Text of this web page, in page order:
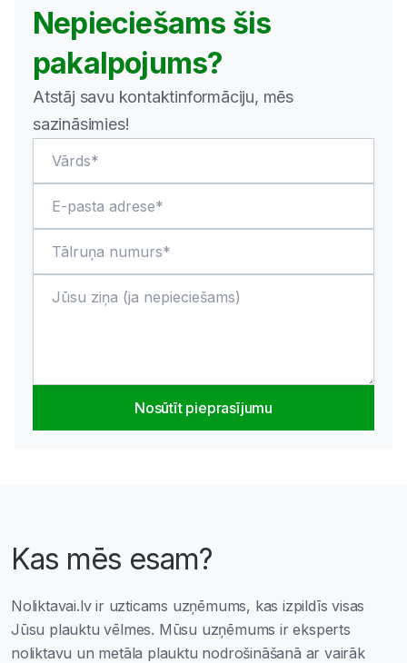
Nepieciešams šis
pakalpojums?
Atstāj savu kontaktinformāciju, mēs
sazināsimies!
Nosūtīt pieprasījumu
Kas mēs esam?
Noliktavai.lv ir uzticams uzņēmums, kas izpildīs visas
Jūsu plauktu vēlmes. Mūsu uzņēmums ir eksperts
noliktavu un metāla plauktu nodrošināšanā ar vairāk